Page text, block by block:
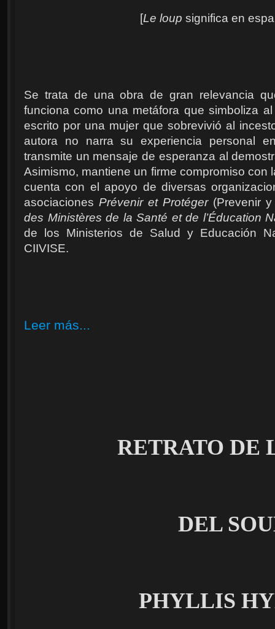
[Le loup significa en
Se trata de una obra de gran relevancia
funciona como una metáfora que simboliza
escrito por una mujer que sobrevivió al
autora no narra su experiencia personal
transmite un mensaje de esperanza al
Asimismo, mantiene un firme compromiso con
cuenta con el apoyo de diversas
asociaciones Prévenir et Protéger(Prevenir
des Ministères de la Santé et de l’Éducation
de los Ministerios de Salud y Educación
CIIVISE.
Leer más...
RETRATO DE
DEL
PHYLLIS